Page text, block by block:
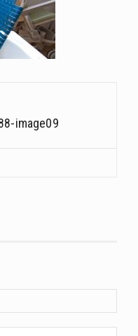
image09